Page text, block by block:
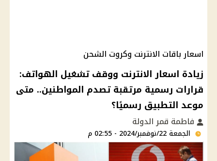
اسعار باقات الانترنت وكروت الشحن
زيادة اسعار الانترنت ووقف تشغيل الهواتف:
قرارات رسمية مرتقبة تصدم المواطنين.. متى
موعد التطبيق رسميًا؟
فاطمة قمر الدولة
الجمعة 22/نوفمبر/2024 - 02:55 م